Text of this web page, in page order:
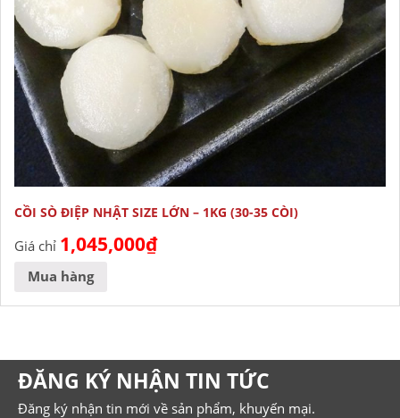
CỒI SÒ ĐIỆP NHẬT SIZE LỚN – 1KG (30-35 CÒI)
Giá chỉ 1,045,000₫
Mua hàng
ĐĂNG KÝ NHẬN TIN TỨC
Đăng ký nhận tin mới về sản phẩm, khuyến mại.